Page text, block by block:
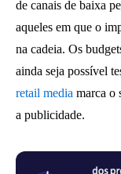
de canais de baixa
aqueles em que o
na cadeia. Os
ainda seja possível
retail media marca o
a publicidade.